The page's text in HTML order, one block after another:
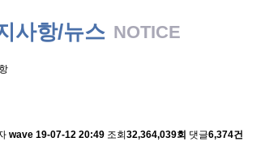
사항/뉴스 NOTICE
wave 19-07-12 20:49 조회 32,364,039회 댓글6,374건